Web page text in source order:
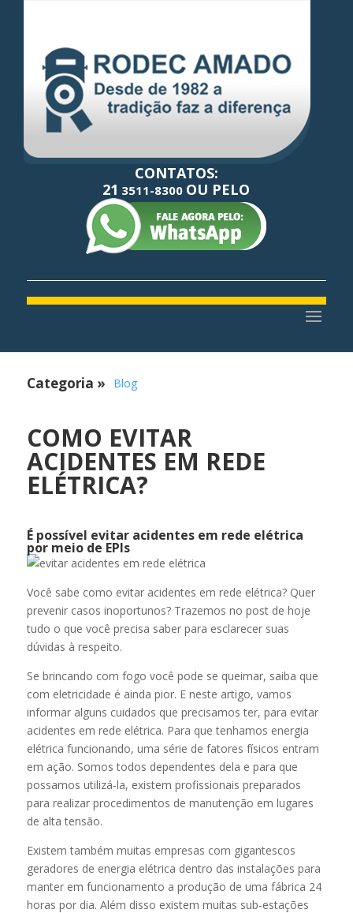
CONTATOS:
21 3511-8300 OU PELO
Categoria » Blog
COMO EVITAR
ACIDENTES EM REDE
ELÉTRICA?
É possível evitar acidentes em rede elétrica
por meio de EPIs
Você sabe como evitar acidentes em rede elétrica? Quer
prevenir casos inoportunos? Trazemos no post de hoje
tudo o que você precisa saber para esclarecer suas
dúvidas à respeito.
Se brincando com fogo você pode se queimar, saiba que
com eletricidade é ainda pior. E neste artigo, vamos
informar alguns cuidados que precisamos ter, para evitar
acidentes em rede elétrica. Para que tenhamos energia
elétrica funcionando, uma série de fatores físicos entram
em ação. Somos todos dependentes dela e para que
possamos utilizá-la, existem profissionais preparados
para realizar procedimentos de manutenção em lugares
de alta tensão.
Existem também muitas empresas com gigantescos
geradores de energia elétrica dentro das instalações para
manter em funcionamento a produção de uma fábrica 24
horas por dia. Além disso existem muitas sub-estações